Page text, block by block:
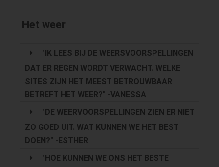
Het weer
"IK LEES BIJ DE WEERSVOORSPELLINGEN
DAT ER REGEN WORDT VERWACHT. WELKE
SITES ZIJN HET MEEST BETROUWBAAR
BETREFT HET WEER?" -VANESSA
"DE WEERVOORSPELLINGEN ZIEN ER NIET
ZO GOED UIT. WAT KUNNEN WE HET BEST
DOEN?" -ESTHER
"HOE KUNNEN WE ONS HET BESTE